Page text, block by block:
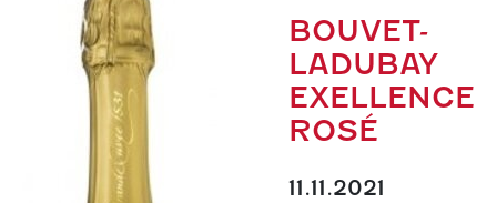
BOUVET-
LADUBAY
EXELLENCE
ROSÉ
11.11.2021